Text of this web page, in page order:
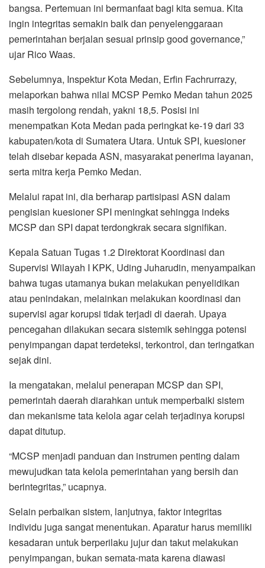
bangsa. Pertemuan ini bermanfaat bagi kita semua. Kita
ingin integritas semakin baik dan penyelenggaraan
pemerintahan berjalan sesuai prinsip good governance,”
ujar Rico Waas.
Sebelumnya, Inspektur Kota Medan, Erfin Fachrurrazy,
melaporkan bahwa nilai MCSP Pemko Medan tahun 2025
masih tergolong rendah, yakni 18,5. Posisi ini
menempatkan Kota Medan pada peringkat ke-19 dari 33
kabupaten/kota di Sumatera Utara. Untuk SPI, kuesioner
telah disebar kepada ASN, masyarakat penerima layanan,
serta mitra kerja Pemko Medan.
Melalui rapat ini, dia berharap partisipasi ASN dalam
pengisian kuesioner SPI meningkat sehingga indeks
MCSP dan SPI dapat terdongkrak secara signifikan.
Kepala Satuan Tugas 1.2 Direktorat Koordinasi dan
Supervisi Wilayah I KPK, Uding Juharudin, menyampaikan
bahwa tugas utamanya bukan melakukan penyelidikan
atau penindakan, melainkan melakukan koordinasi dan
supervisi agar korupsi tidak terjadi di daerah. Upaya
pencegahan dilakukan secara sistemik sehingga potensi
penyimpangan dapat terdeteksi, terkontrol, dan teringatkan
sejak dini.
Ia mengatakan, melalui penerapan MCSP dan SPI,
pemerintah daerah diarahkan untuk memperbaiki sistem
dan mekanisme tata kelola agar celah terjadinya korupsi
dapat ditutup.
“MCSP menjadi panduan dan instrumen penting dalam
mewujudkan tata kelola pemerintahan yang bersih dan
berintegritas,” ucapnya.
Selain perbaikan sistem, lanjutnya, faktor integritas
individu juga sangat menentukan. Aparatur harus memiliki
kesadaran untuk berperilaku jujur dan takut melakukan
penyimpangan, bukan semata-mata karena diawasi